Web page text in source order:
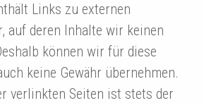
Links zu externen
auf deren Inhalte wir keinen
können wir für diese
keine Gewähr übernehmen.
verlinkten Seiten ist stets der